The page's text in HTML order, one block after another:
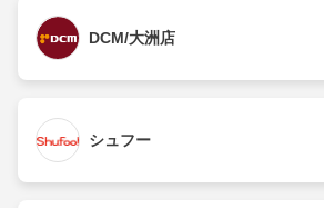
DCM/大洲店
シュフー